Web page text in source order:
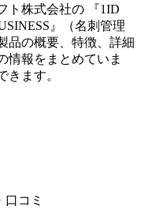
ト株式会社の 『1ID
』（名刺管理
品の概要、特徴、詳細
情報をまとめていま
きます。
コミ